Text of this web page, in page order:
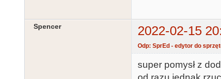
Spencer 2022-02-15
Odp: SprEd - edytor do
super pomysł z